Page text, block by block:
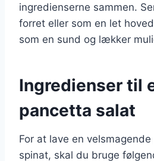
ingredienserne sammen.
forret eller som en let
som en sund og lækker
Ingredienser til
pancetta salat
For at lave en
spinat, skal du bruge